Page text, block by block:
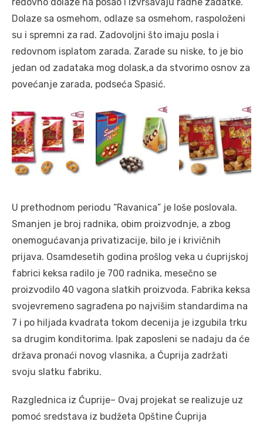
Dolaze sa osmehom, odlaze sa osmehom, raspoloženi
su i spremni za rad. Zadovoljni što imaju posla i
redovnom isplatom zarada. Zarade su niske, to je bio
jedan od zadataka mog dolask,a da stvorimo osnov za
povećanje zarada, podseća Spasić.
U prethodnom periodu “Ravanica” je loše poslovala.
Smanjen je broj radnika, obim proizvodnje, a zbog
onemogućavanja privatizacije, bilo je i krivičnih
prijava. Osamdesetih godina prošlog veka u ćuprijskoj
fabrici keksa radilo je 700 radnika, mesečno se
proizvodilo 40 vagona slatkih proizvoda. Fabrika keksa
svojevremeno sagrađena po najvišim standardima na
7 i po hiljada kvadrata tokom decenija je izgubila trku
sa drugim konditorima. Ipak zaposleni se nadaju da će
država pronaći novog vlasnika, a Ćuprija zadržati
svoju slatku fabriku.
Razglednica iz Ćuprije– Ovaj projekat se realizuje uz
pomoć sredstava iz budžeta Opštine Ćuprija